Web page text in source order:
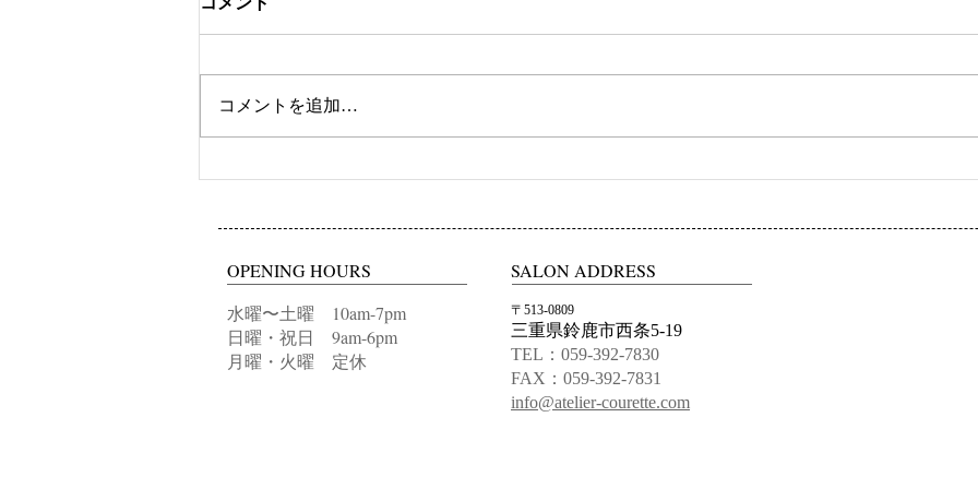
ツートンカラー
初ネイル カフ
コメントを追加…
SALON ADDRESS
OPENING HOURS
水曜〜土曜 10am-7pm
日曜・祝日 9am-6pm
月曜・火曜 定休
〒513-0809
三重県鈴鹿市西条5-19
TEL：059-392-7830
FAX：059-392-7831
info@atelier-courette.com